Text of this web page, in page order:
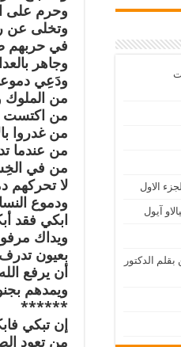
وحرم على
وتخلى عن
في حربهم
وجاهر
ودَعِي
من الملوك
من اكتست
من غدروا
من عندما
من في
لا تحركهم
ودموع
ابكي فقد
ويداك
بعيون
أن يرفع
ويمدهم
******
إن تبكي
من تعود
الاول
آيول
الدكتور